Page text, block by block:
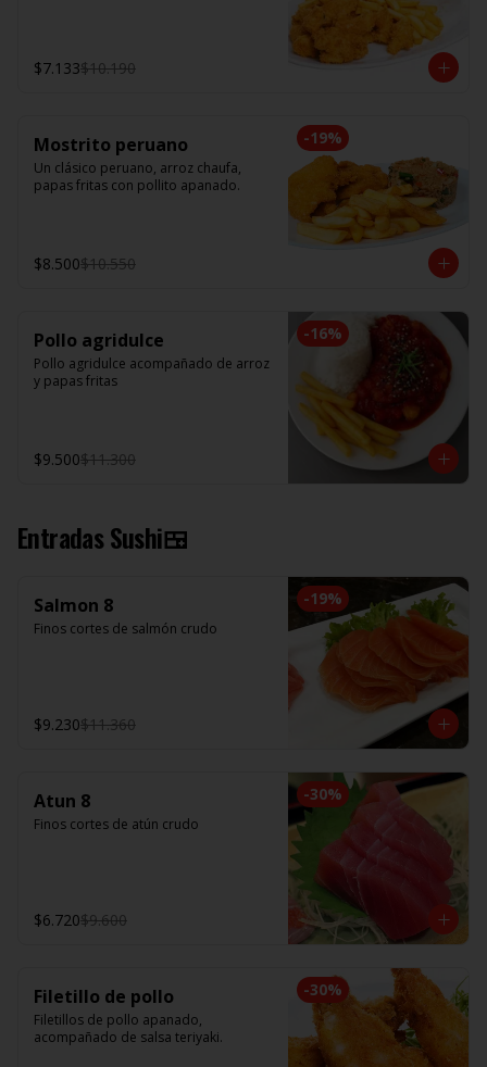
$7.133$10.190
-19%
Mostrito peruano
Un clásico peruano, arroz chaufa,
papas fritas con pollito apanado.
$8.500$10.550
-16%
Pollo agridulce
Pollo agridulce acompañado de arroz
y papas fritas
$9.500$11.300
Entradas Sushi🍱
-19%
Salmon 8
Finos cortes de salmón crudo
$9.230$11.360
-30%
Atun 8
Finos cortes de atún crudo
$6.720$9.600
-30%
Filetillo de pollo
Filetillos de pollo apanado,
acompañado de salsa teriyaki.